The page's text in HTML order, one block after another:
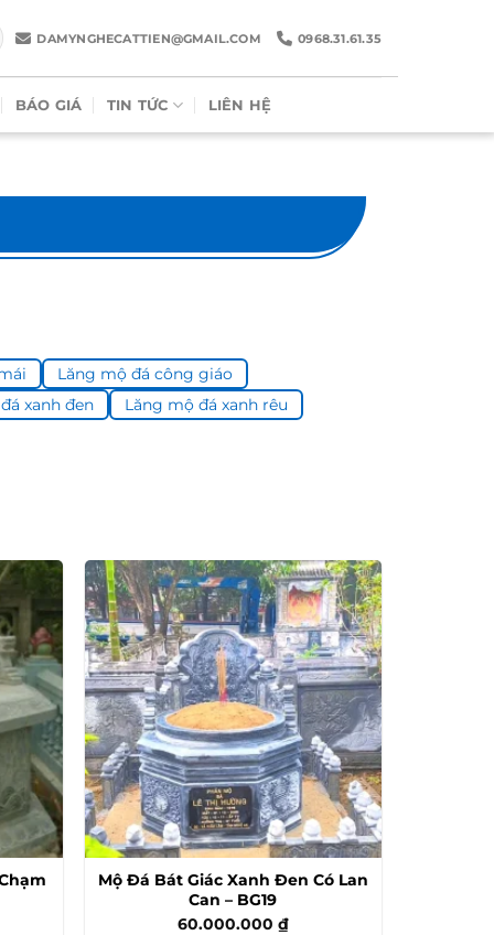
DAMYNGHECATTIEN@GMAIL.COM 0968.31.61.35
BÁO GIÁ TIN TỨC LIÊN HỆ
Lăng mộ đá công giáo
xanh đen
Lăng mộ đá xanh rêu
Mộ Đá Bát Giác Xanh Đen Có Lan
Can – BG19
60.000.000 ₫